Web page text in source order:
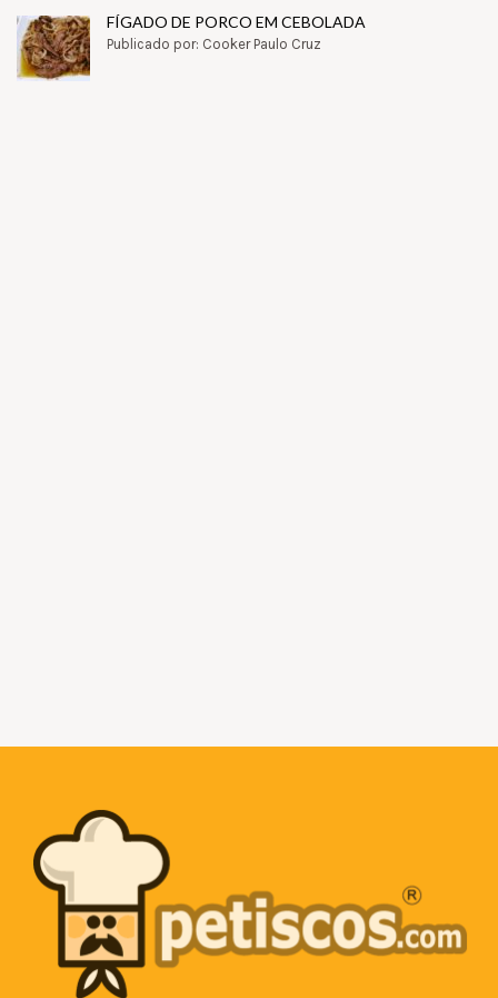
FÍGADO DE PORCO EM CEBOLADA
Publicado por: Cooker Paulo Cruz